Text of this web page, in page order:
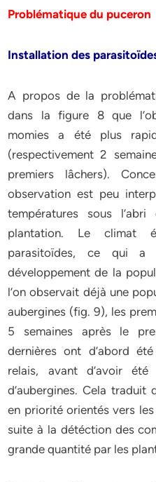
Problématique du puceron
Installation des
A propos de la
dans la figure 8 que
momies a été plus
(respectivement 2
premiers lâchers).
observation est peu
températures sous
plantation. Le climat
parasitoïdes, ce qui a
développement de la
l’on observait déjà une
aubergines (fig. 9), les
5 semaines après le
dernières ont d’abord
relais, avant d’avoir
d’aubergines. Cela
en priorité orientés vers
suite à la détéction des
grande quantité par les